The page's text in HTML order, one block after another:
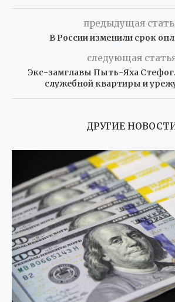
предыдущая
В России изменили срок
следующая
Экс-замглавы Пыть-Яха
служебной квартиры и
ДРУГИЕ